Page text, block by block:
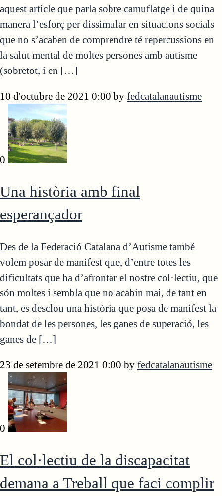
aquest article que parla sobre camuflatge i de quina
manera l’esforç per dissimular en situacions socials
que no s’acaben de comprendre té repercussions en
la salut mental de moltes persones amb autisme
(sobretot, i en […]
10 d'octubre de 2021 0:00 by fedcatalanautisme
0
Una història amb final
esperançador
Des de la Federació Catalana d’Autisme també
volem posar de manifest que, d’entre totes les
dificultats que ha d’afrontar el nostre col·lectiu, que
són moltes i sembla que no acabin mai, de tant en
tant, es desclou una història que posa de manifest la
bondat de les persones, les ganes de superació, les
ganes de […]
23 de setembre de 2021 0:00 by fedcatalanautisme
0
El col·lectiu de la discapacitat
demana a Treball que faci complir